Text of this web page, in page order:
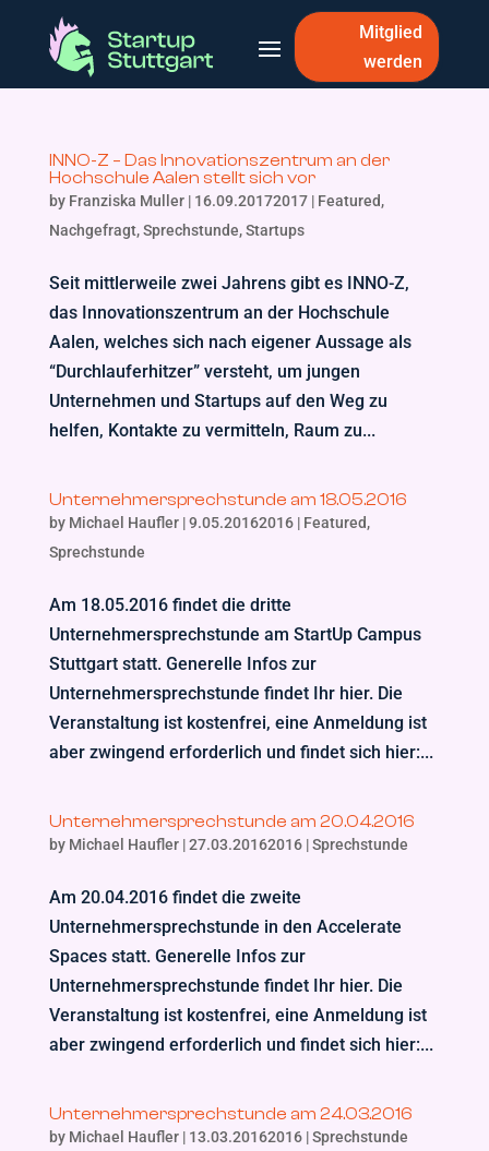
Mitglied
werden
INNO-Z – Das Innovationszentrum an der
Hochschule Aalen stellt sich vor
by Franziska Muller| 16.09.20172017| Featured,
Nachgefragt,Sprechstunde,Startups
Seit mittlerweile zwei Jahrens gibt es INNO-Z,
das Innovationszentrum an der Hochschule
Aalen, welches sich nach eigener Aussage als
“Durchlauferhitzer” versteht, um jungen
Unternehmen und Startups auf den Weg zu
helfen, Kontakte zu vermitteln, Raum zu...
Unternehmersprechstunde am 18.05.2016
by Michael Haufler|9.05.20162016| Featured,
Sprechstunde
Am 18.05.2016 findet die dritte
Unternehmersprechstunde am StartUp Campus
Stuttgart statt. Generelle Infos zur
Unternehmersprechstunde findet Ihr hier. Die
Veranstaltung ist kostenfrei, eine Anmeldung ist
aber zwingend erforderlich und findet sich hier:...
Unternehmersprechstunde am 20.04.2016
by Michael Haufler|27.03.20162016|Sprechstunde
Am 20.04.2016 findet die zweite
Unternehmersprechstunde in den Accelerate
Spaces statt. Generelle Infos zur
Unternehmersprechstunde findet Ihr hier. Die
Veranstaltung ist kostenfrei, eine Anmeldung ist
aber zwingend erforderlich und findet sich hier:...
Unternehmersprechstunde am 24.03.2016
by Michael Haufler| 13.03.20162016|Sprechstunde